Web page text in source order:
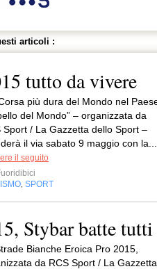
articoli :
tutto da vivere
più dura del Mondo nel
del Mondo” – organizzata da
Sport / La Gazzetta dello Sport –
il via sabato 9 maggio con la...
il seguito
SPORT
Stybar batte tutti
Bianche Eroica Pro 2015,
da RCS Sport / La Gazzetta